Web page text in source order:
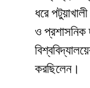
ধরে
ও প্রশাসনিক
করছিলেন।